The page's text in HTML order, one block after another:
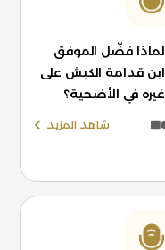
لماذا فضّل الموفق
ابن قدامة الكبش على
غيره في الأضحية؟
شاهد المزيد